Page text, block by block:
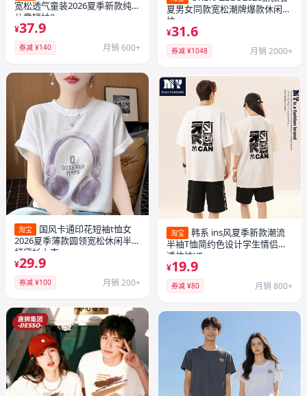
宽松透气童装2026夏季新款纯棉
儿童短袖2
¥37.9
券减 ¥140 月销 600+
淘宝
国风卡通印花短袖t恤女
2026夏季薄款圆领宽松休闲半袖
打底衫上衣
¥29.9
券减 ¥100 月销 200+
夏男女同款宽松潮牌爆款休闲T
恤
¥31.6
券减 ¥1048 月销 2000+
淘宝
韩系 ins风夏季新款潮流
半袖T恤简约色设计学生情侣舒
适体恤YF
¥19.9
券减 ¥80 月销 800+